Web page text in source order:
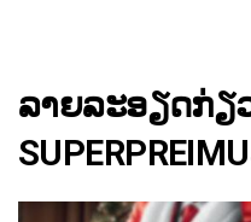
ລາຍລະອຽດກ່ຽ